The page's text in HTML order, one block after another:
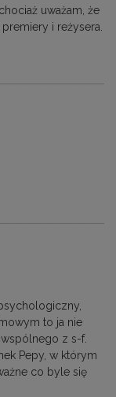
uważam, że
i reżysera.
to ja nie
wspólnego z s-f.
Pepy, w którym
co byle się